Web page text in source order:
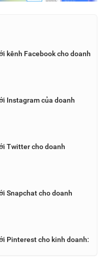
kênh Facebook cho doanh
Instagram của doanh
Twitter cho doanh
Snapchat cho doanh
Pinterest cho kinh doanh: